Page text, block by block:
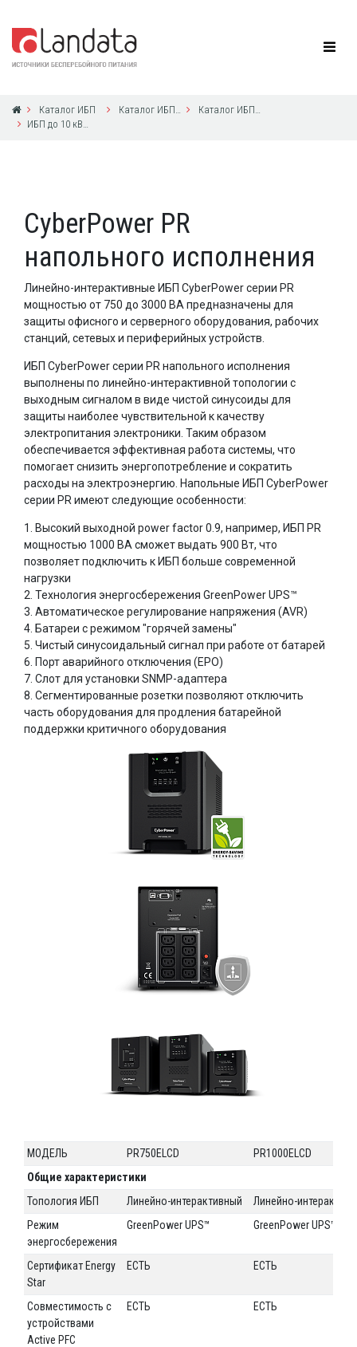
Каталог ИБП Каталог ИБП CyberPower
Каталог ИБП CyberPower
ИБП до 10 кВА с 1ф выходом
CyberPower PR
напольного исполнения
Линейно-интерактивные ИБП CyberPower серии PR
мощностью от 750 до 3000 ВА предназначены для
защиты офисного и серверного оборудования, рабочих
станций, сетевых и периферийных устройств.
ИБП CyberPower серии PR напольного исполнения
выполнены по линейно-интерактивной топологии с
выходным сигналом в виде чистой синусоиды для
защиты наиболее чувствительной к качеству
электропитания электроники. Таким образом
обеспечивается эффективная работа системы, что
помогает снизить энергопотребление и сократить
расходы на электроэнергию. Напольные ИБП CyberPower
серии PR имеют следующие особенности:
1. Высокий выходной power factor 0.9, например, ИБП PR
мощностью 1000 ВА сможет выдать 900 Вт, что
позволяет подключить к ИБП больше современной
нагрузки
2. Технология энергосбережения GreenPower UPS™
3. Автоматическое регулирование напряжения (AVR)
4. Батареи с режимом "горячей замены"
5. Чистый синусоидальный сигнал при работе от батарей
6. Порт аварийного отключения (EPO)
7. Слот для установки SNMP-адаптера
8. Сегментированные розетки позволяют отключить
часть оборудования для продления батарейной
поддержки критичного оборудования
МОДЕЛЬ PR750ELCD
PR1000ELCD
Общие характеристики
Топология ИБП
Линейно-интерактивный
Линейно-
Режим
энергосбережения
GreenPower UPS™ GreenPower UPS™
Сертификат Energy
Star
ЕСТЬ ЕСТЬ
Совместимость с
устройствами
Active PFC
ЕСТЬ ЕСТЬ